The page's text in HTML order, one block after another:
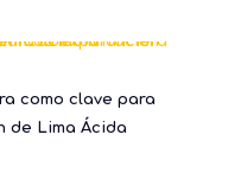
como clave para
de Lima Ácida